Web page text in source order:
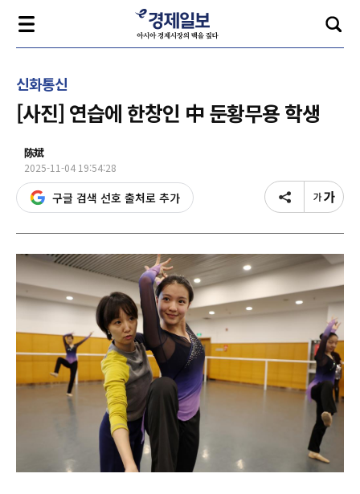
신화통신
[사진] 연습에 한창인 中 둔황무용 학생
陈斌
2025-11-04 19:54:28
구글 검색 선호 출처로 추가